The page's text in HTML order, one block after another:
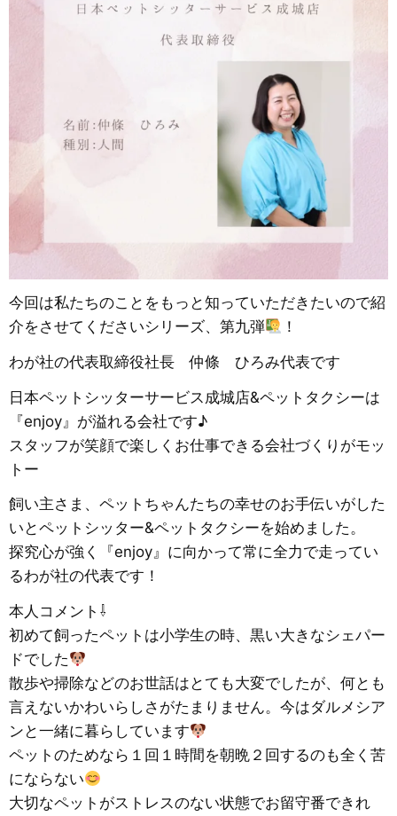
今回は私たちのことをもっと知っていただきたいので紹
介をさせてくださいシリーズ、第九弾
！
わが社の代表取締役社長 仲條 ひろみ代表です
日本ペットシッターサービス成城店&ペットタクシーは
『enjoy』が溢れる会社です♪
スタッフが笑顔で楽しくお仕事できる会社づくりがモッ
トー
飼い主さま、ペットちゃんたちの幸せのお手伝いがした
いとペットシッター&ペットタクシーを始めました。
探究心が強く『enjoy』に向かって常に全力で走ってい
るわが社の代表です！
本人コメント⇩
初めて飼ったペットは小学生の時、黒い大きなシェパー
ドでした
散歩や掃除などのお世話はとても大変でしたが、何とも
言えないかわいらしさがたまりません。今はダルメシア
ンと一緒に暮らしています
ペットのためなら１回１時間を朝晩２回するのも全く苦
にならない
大切なペットがストレスのない状態でお留守番できれ